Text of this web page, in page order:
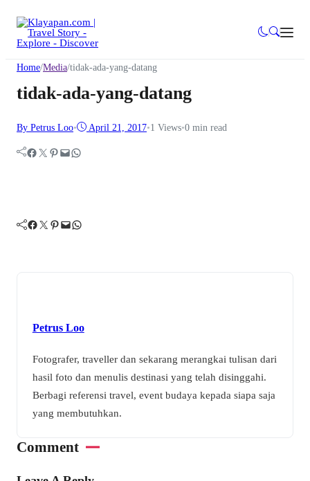
Home/Media/tidak-ada-yang-datang
tidak-ada-yang-datang
By Petrus Loo• April 21, 2017•1 Views•0 min read
Facebook Twitter Pinterest Mail WhatsApp
Facebook Twitter Pinterest Mail WhatsApp
Petrus Loo
Fotografer, traveller dan sekarang merangkai tulisan dari
hasil foto dan menulis destinasi yang telah disinggahi.
Berbagi referensi travel, event budaya kepada siapa saja
yang membutuhkan.
Comment